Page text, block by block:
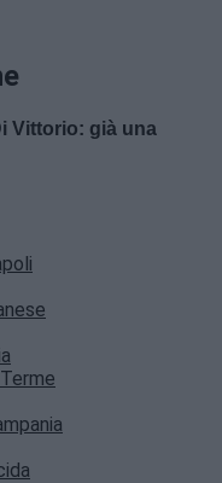
Vittorio: già una